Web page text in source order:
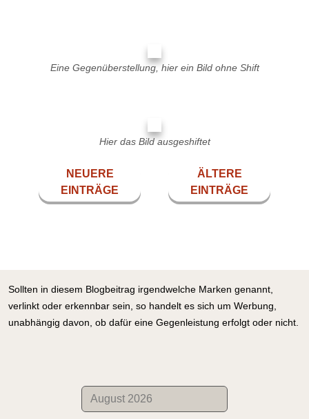
Eine Gegenüberstellung, hier ein Bild ohne Shift
Hier das Bild ausgeshiftet
NEUERE
EINTRÄGE
ÄLTERE
EINTRÄGE
Sollten in diesem Blogbeitrag irgendwelche Marken genannt,
verlinkt oder erkennbar sein, so handelt es sich um Werbung,
unabhängig davon, ob dafür eine Gegenleistung erfolgt oder nicht.